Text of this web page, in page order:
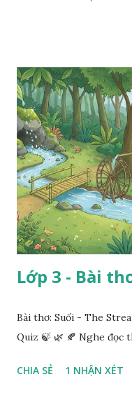
Lớp 3 - Bài
Bài thơ: Suối - The
Quiz 🍃 🌿 🍂 Nghe đọc
CHIA SẺ 1 NHẬN XÉT